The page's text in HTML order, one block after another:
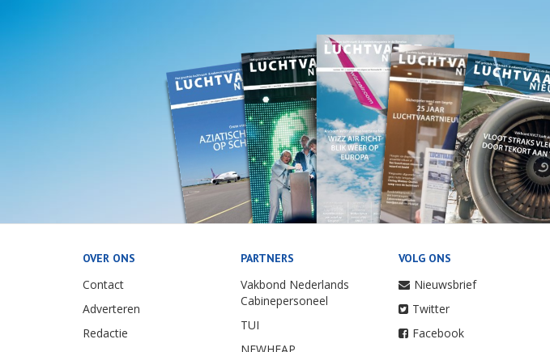
OVER ONS
Contact
Adverteren
Redactie
PARTNERS
Vakbond Nederlands
Cabinepersoneel
TUI
NEWHEAP
VOLG ONS
Nieuwsbrief
Twitter
Facebook